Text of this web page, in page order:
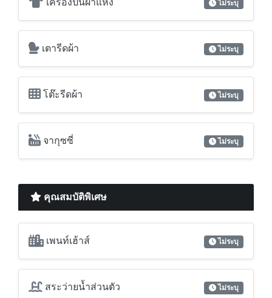
โต๊ะรีดผ้า ไม่ระบุ
จากุซซี่ ไม่ระบุ
เพนท์เฮ้าส์
สระว่ายน้ำส่วนตัว
ห้องมุม ไม่ระบุ
วิวทะเล ไม่ระบุ